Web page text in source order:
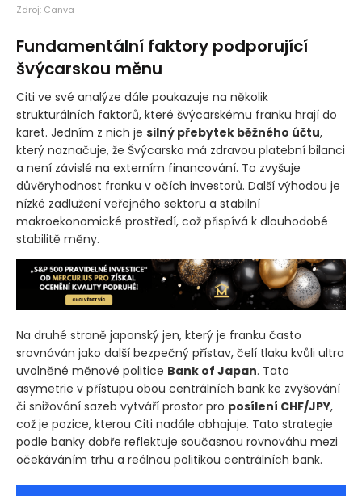
Zdroj: Canva
Fundamentální faktory podporující
švýcarskou měnu
Citi ve své analýze dále poukazuje na několik
strukturálních faktorů, které švýcarskému franku hrají do
karet. Jedním z nich je silný přebytek běžného účtu,
který naznačuje, že Švýcarsko má zdravou platební bilanci
a není závislé na externím financování. To zvyšuje
důvěryhodnost franku v očích investorů. Další výhodou je
nízké zadlužení veřejného sektoru a stabilní
makroekonomické prostředí, což přispívá k dlouhodobé
stabilitě měny.
Na druhé straně japonský jen, který je franku často
srovnáván jako další bezpečný přístav, čelí tlaku kvůli ultra
uvolněné měnové politice Bank of Japan. Tato
asymetrie v přístupu obou centrálních bank ke zvyšování
či snižování sazeb vytváří prostor pro posílení CHF/JPY,
což je pozice, kterou Citi nadále obhajuje. Tato strategie
podle banky dobře reflektuje současnou rovnováhu mezi
očekáváním trhu a reálnou politikou centrálních bank.